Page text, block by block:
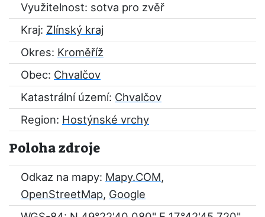
Využitelnost: sotva pro zvěř
Kraj: Zlínský kraj
Okres: Kroměříž
Obec: Chvalčov
Katastrální území: Chvalčov
Region: Hostýnské vrchy
Poloha zdroje
Odkaz na mapy: Mapy.COM,
OpenStreetMap, Google